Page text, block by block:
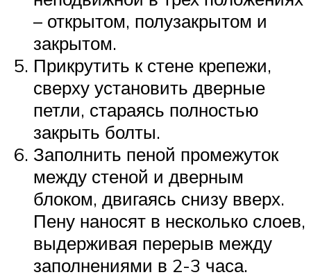
– открытом, полузакрытом и
закрытом.
Прикрутить к стене крепежи,
сверху установить дверные
петли, стараясь полностью
закрыть болты.
Заполнить пеной промежуток
между стеной и дверным
блоком, двигаясь снизу вверх.
Пену наносят в несколько слоев,
выдерживая перерыв между
заполнениями в 2-3 часа.